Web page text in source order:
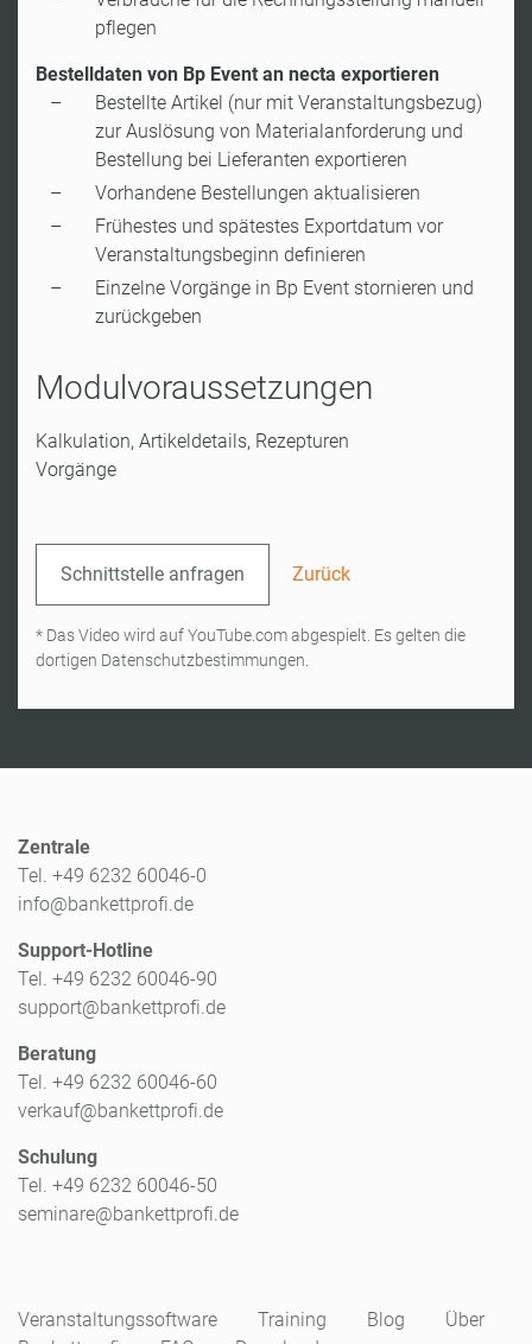
pflegen
Bestelldaten von Bp Event an necta exportieren
Bestellte Artikel (nur mit Veranstaltungsbezug)
zur Auslösung von Materialanforderung und
Bestellung bei Lieferanten exportieren
Vorhandene Bestellungen aktualisieren
Frühestes und spätestes Exportdatum vor
Veranstaltungsbeginn definieren
Einzelne Vorgänge in Bp Event stornieren und
zurückgeben
Modulvoraussetzungen
Kalkulation, Artikeldetails, Rezepturen
Vorgänge
Schnittstelle anfragen Zurück
* Das Video wird auf YouTube.com abgespielt. Es gelten die
dortigen Datenschutzbestimmungen.
Zentrale
Tel. +49 6232 60046-0
info@bankettprofi.de
Support-Hotline
Tel. +49 6232 60046-90
support@bankettprofi.de
Beratung
Tel. +49 6232 60046-60
verkauf@bankettprofi.de
Schulung
Tel. +49 6232 60046-50
seminare@bankettprofi.de
Veranstaltungssoftware Training Blog
Über